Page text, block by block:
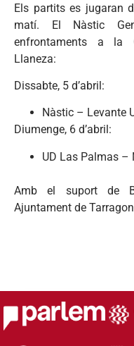
Els partits es jugaran
matí. El Nàstic
enfrontaments a la
Llaneza:
Dissabte, 5 d’abril:
Nàstic – Levante
Diumenge, 6 d’abril:
UD Las Palmas –
Amb el suport de
Ajuntament de